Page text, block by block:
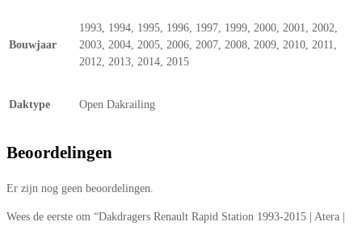
Bouwjaar
1993, 1994, 1995, 1996, 1997, 1999, 2000, 2001, 2002,
2003, 2004, 2005, 2006, 2007, 2008, 2009, 2010, 2011,
2012, 2013, 2014, 2015
Daktype Open Dakrailing
Beoordelingen
Er zijn nog geen beoordelingen.
Wees de eerste om “Dakdragers Renault Rapid Station 1993-2015 | Atera |